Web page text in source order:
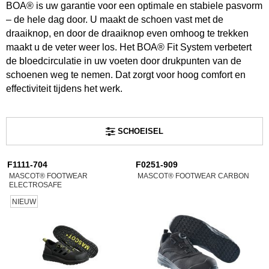
BOA® is uw garantie voor een optimale en stabiele pasvorm
– de hele dag door. U maakt de schoen vast met de
draaiknop, en door de draaiknop even omhoog te trekken
maakt u de veter weer los. Het BOA® Fit System verbetert
de bloedcirculatie in uw voeten door drukpunten van de
schoenen weg te nemen. Dat zorgt voor hoog comfort en
effectiviteit tijdens het werk.
SCHOEISEL
F1111-704
MASCOT® FOOTWEAR
ELECTROSAFE
NIEUW
F0251-909
MASCOT® FOOTWEAR CARBON